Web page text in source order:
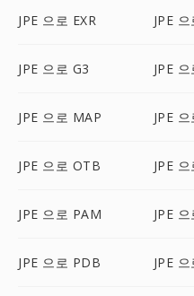
JPE 으로 EXR JPE
JPE 으로 G3 JPE
JPE 으로 MAP JPE
JPE 으로 OTB JPE
JPE 으로 PAM JPE
JPE 으로 PDB JPE